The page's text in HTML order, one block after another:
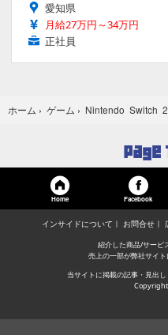
愛知県
月給27万円～34万円
正社員
ホーム › ゲーム › Nintendo Switch 2
Home Facebook
インサイドについて お問合せ
紹介した商品/サービ
売上の一部が弊社サイト
当サイトに掲載の記事・見出